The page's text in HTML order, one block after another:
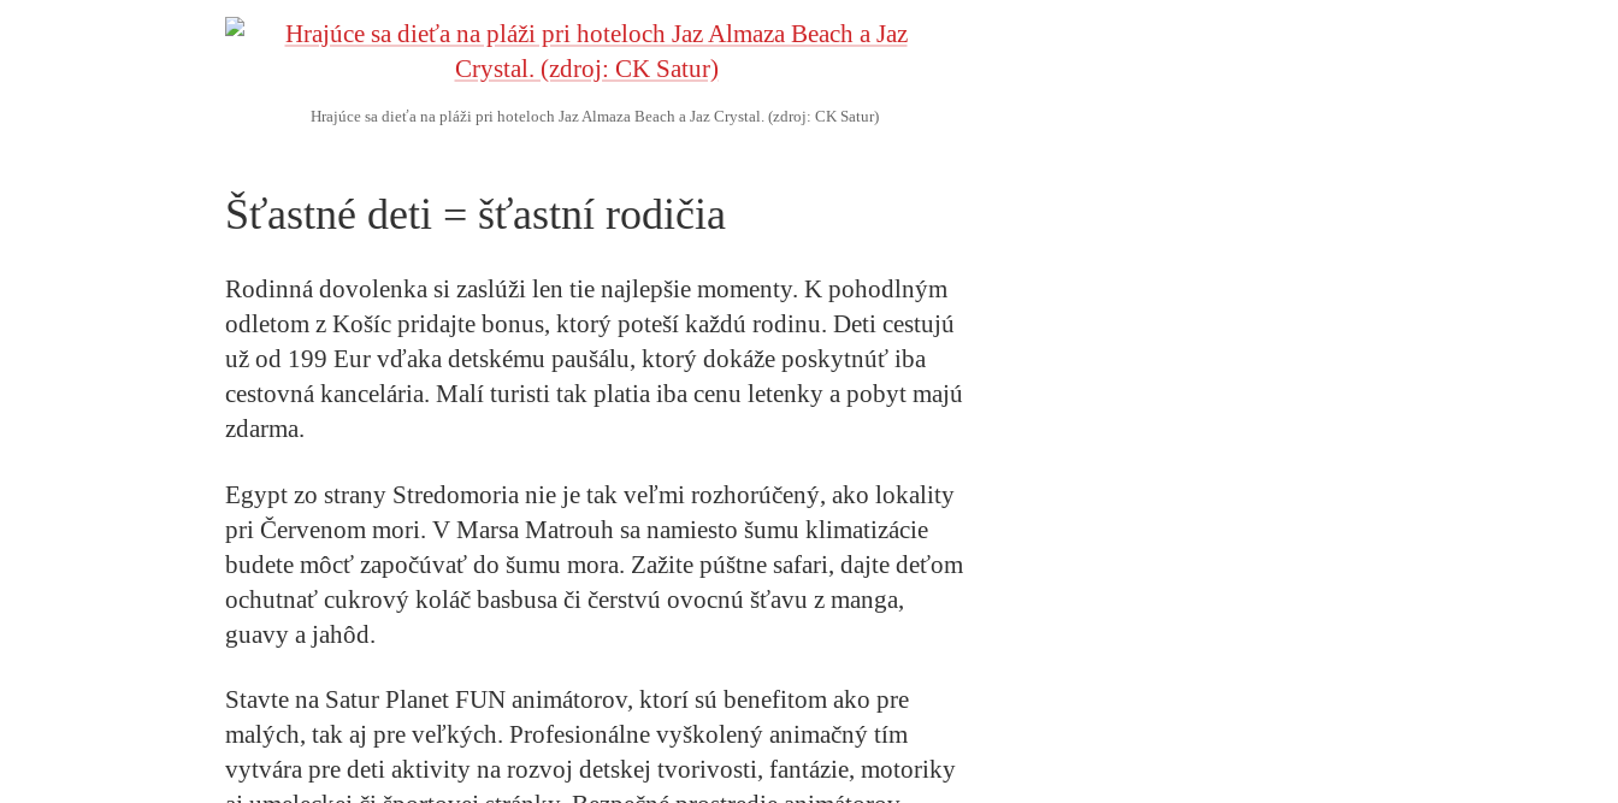
Hrajúce sa dieťa na pláži pri hoteloch Jaz Almaza Beach a Jaz Crystal. (zdroj: CK Satur)
Šťastné deti = šťastní rodičia
Rodinná dovolenka si zaslúži len tie najlepšie momenty. K pohodlným
odletom z Košíc pridajte bonus, ktorý poteší každú rodinu. Deti cestujú
už od 199 Eur vďaka detskému paušálu, ktorý dokáže poskytnúť iba
cestovná kancelária. Malí turisti tak platia iba cenu letenky a pobyt majú
zdarma.
Egypt zo strany Stredomoria nie je tak veľmi rozhorúčený, ako lokality
pri Červenom mori. V Marsa Matrouh sa namiesto šumu klimatizácie
budete môcť započúvať do šumu mora. Zažite púštne safari, dajte deťom
ochutnať cukrový koláč basbusa či čerstvú ovocnú šťavu z manga,
guavy a jahôd.
Stavte na Satur Planet FUN animátorov, ktorí sú benefitom ako pre
malých, tak aj pre veľkých. Profesionálne vyškolený animačný tím
vytvára pre deti aktivity na rozvoj detskej tvorivosti, fantázie, motoriky